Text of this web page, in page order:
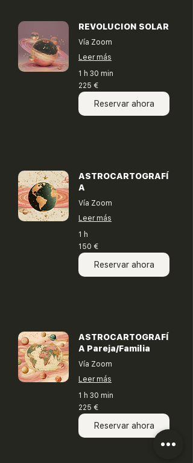
REVOLUCION SOLAR
Vía Zoom
Leer más
1 h 30 min
225
euros
225 €
Reservar ahora
ASTROCARTOGRAFÍ
A
Vía Zoom
Leer más
1 h
150
euros
150 €
Reservar ahora
ASTROCARTOGRAFÍ
A Pareja/Familia
Vía Zoom
Leer más
1 h 30 min
225
euros
225 €
Reservar ahora